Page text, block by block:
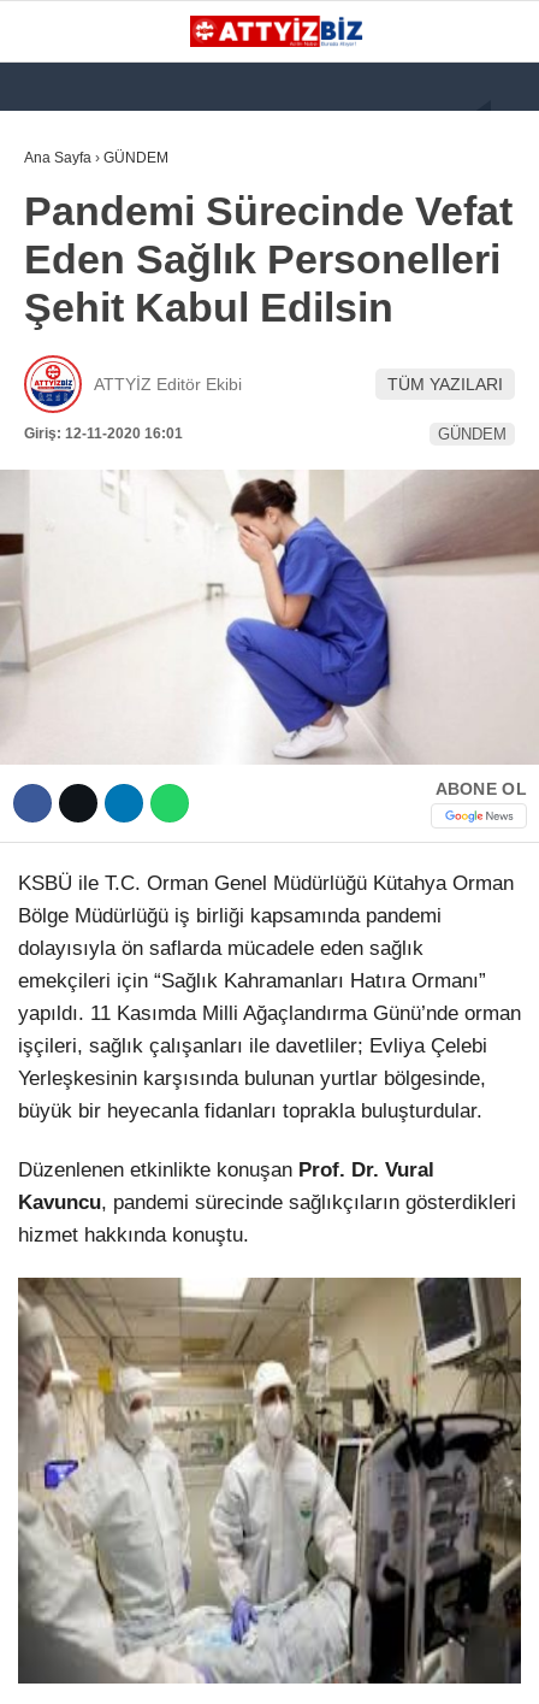
WhatsApp İhbar
Hattı
Facebook
TikTok
Dribbble
Telegram
KATEGORİLER
GÜNDEM
112 ACİL
ATT
PARAMEDİK (AABT)
Ana Sayfa › GÜNDEM
Pandemi Sürecinde Vefat
Eden Sağlık Personelleri
Şehit Kabul Edilsin
ATTYİZ Editör Ekibi TÜM YAZILARI
Giriş: 12-11-2020 16:01 GÜNDEM
ABONE OL
KSBÜ ile T.C. Orman Genel Müdürlüğü Kütahya Orman
Bölge Müdürlüğü iş birliği kapsamında pandemi
dolayısıyla ön saflarda mücadele eden sağlık
emekçileri için “Sağlık Kahramanları Hatıra Ormanı”
yapıldı. 11 Kasımda Milli Ağaçlandırma Günü’nde orman
işçileri, sağlık çalışanları ile davetliler; Evliya Çelebi
Yerleşkesinin karşısında bulunan yurtlar bölgesinde,
büyük bir heyecanla fidanları toprakla buluşturdular.
Düzenlenen etkinlikte konuşan Prof. Dr. Vural
Kavuncu, pandemi sürecinde sağlıkçıların gösterdikleri
hizmet hakkında konuştu.